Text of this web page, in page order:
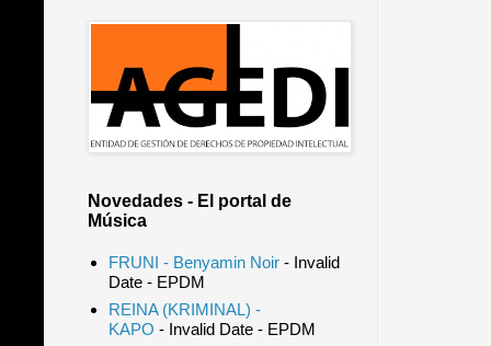
Novedades - El portal de
Música
FRUNI - Benyamin Noir- Invalid
Date- EPDM
REINA (KRIMINAL) -
KAPO - Invalid Date- EPDM